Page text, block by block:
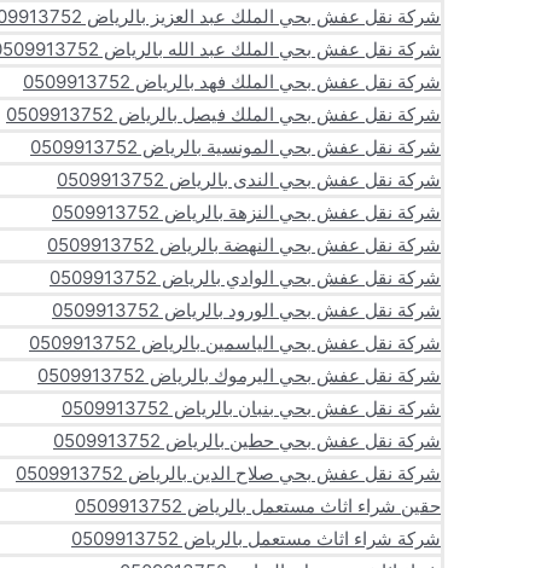
شركة نقل عفش بحي الملك عبد العزيز بالرياض 0509913752
شركة نقل عفش بحي الملك عبد الله بالرياض 0509913752
شركة نقل عفش بحي الملك فهد بالرياض 0509913752
شركة نقل عفش بحي الملك فيصل بالرياض 0509913752
شركة نقل عفش بحي المونسية بالرياض 0509913752
شركة نقل عفش بحي الندى بالرياض 0509913752
شركة نقل عفش بحي النزهة بالرياض 0509913752
شركة نقل عفش بحي النهضة بالرياض 0509913752
شركة نقل عفش بحي الوادي بالرياض 0509913752
شركة نقل عفش بحي الورود بالرياض 0509913752
شركة نقل عفش بحي الياسمين بالرياض 0509913752
شركة نقل عفش بحي اليرموك بالرياض 0509913752
شركة نقل عفش بحي بنبان بالرياض 0509913752
شركة نقل عفش بحي حطين بالرياض 0509913752
شركة نقل عفش بحي صلاح الدين بالرياض 0509913752
حقين شراء اثاث مستعمل بالرياض 0509913752
شركة شراء اثاث مستعمل بالرياض 0509913752